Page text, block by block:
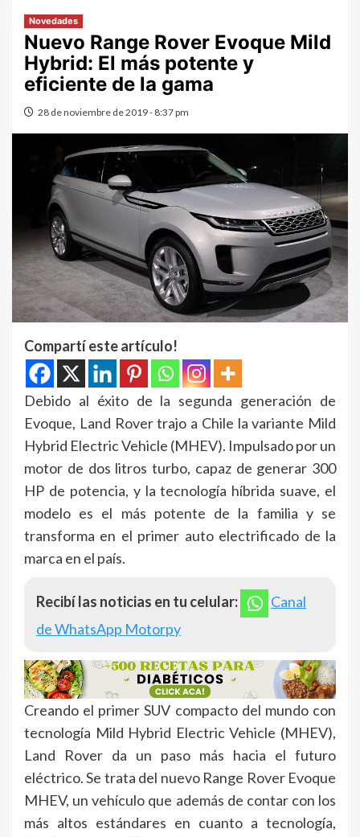
Novedades
Nuevo Range Rover Evoque Mild
Hybrid: El más potente y
eficiente de la gama
28 de noviembre de 2019 - 8:37 pm
Compartí este artículo!
Debido al éxito de la segunda generación de
Evoque, Land Rover trajo a Chile la variante Mild
Hybrid Electric Vehicle (MHEV). Impulsado por un
motor de dos litros turbo, capaz de generar 300
HP de potencia, y la tecnología híbrida suave, el
modelo es el más potente de la familia y se
transforma en el primer auto electrificado de la
marca en el país.
Recibí las noticias en tu celular:
Canal
de WhatsApp Motorpy
Creando el primer SUV compacto del mundo con
tecnología Mild Hybrid Electric Vehicle (MHEV),
Land Rover da un paso más hacia el futuro
eléctrico. Se trata del nuevo Range Rover Evoque
MHEV, un vehículo que además de contar con los
más altos estándares en cuanto a tecnología,